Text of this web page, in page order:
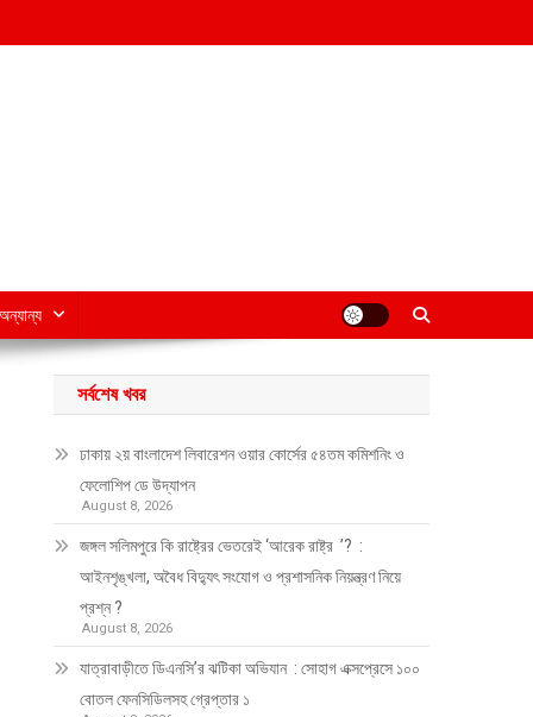
অন্যান্য
সর্বশেষ খবর
ঢাকায় ২য় বাংলাদেশ লিবারেশন ওয়ার কোর্সের ৫৪তম কমিশনিং ও
ফেলোশিপ ডে উদ্‌যাপন
August 8, 2026
জঙ্গল সলিমপুরে কি রাষ্ট্রের ভেতরেই ‘আরেক রাষ্ট্র ’? :
আইনশৃঙ্খলা, অবৈধ বিদ্যুৎ সংযোগ ও প্রশাসনিক নিয়ন্ত্রণ নিয়ে
প্রশ্ন ?
August 8, 2026
যাত্রাবাড়ীতে ডিএনসি’র ঝটিকা অভিযান : সোহাগ এক্সপ্রেসে ১০০
বোতল ফেনসিডিলসহ গ্রেপ্তার ১